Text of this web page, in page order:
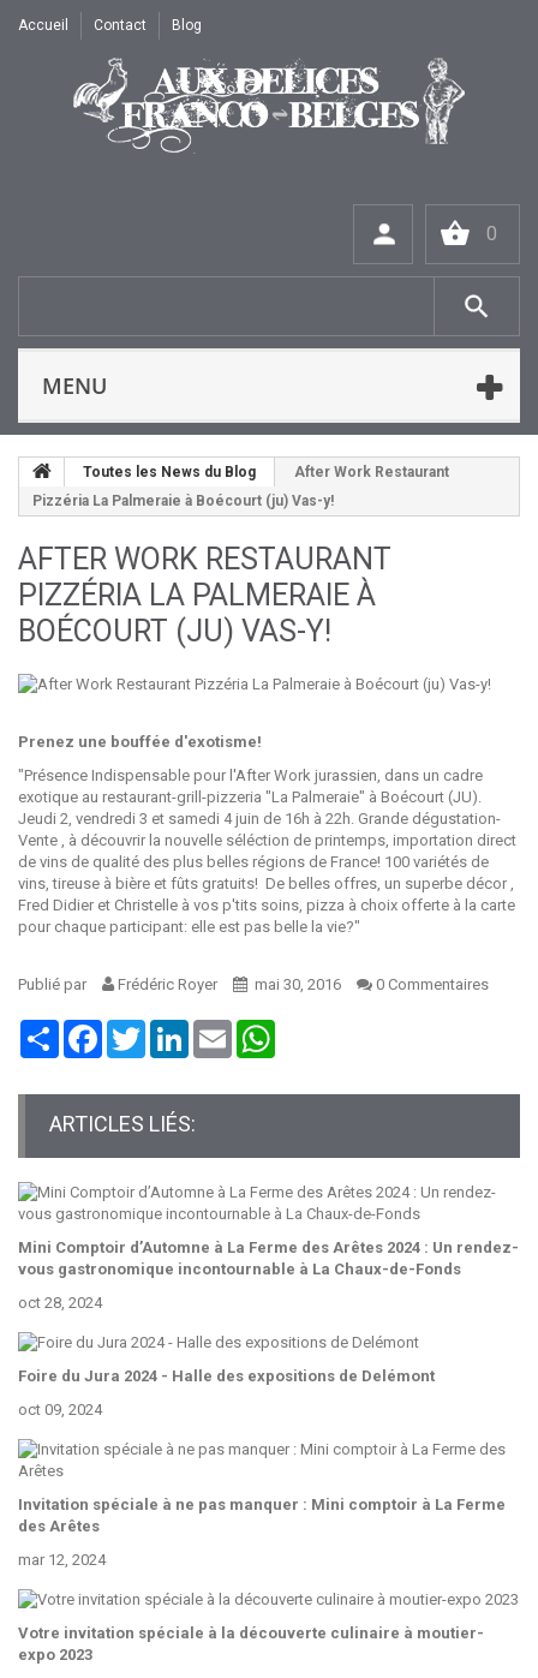
Blog
Contact
Accueil
0
MENU
Toutes les News du Blog
After Work Restaurant
Pizzéria La Palmeraie à Boécourt (ju) Vas-y!
AFTER WORK RESTAURANT
PIZZÉRIA LA PALMERAIE À
BOÉCOURT (JU) VAS-Y!
Prenez une bouffée d'exotisme!
"Présence Indispensable pour l'After Work jurassien, dans un cadre
exotique au restaurant-grill-pizzeria "La Palmeraie" à Boécourt (JU).
Jeudi 2, vendredi 3 et samedi 4 juin de 16h à 22h. Grande dégustation-
Vente , à découvrir la nouvelle séléction de printemps, importation direct
de vins de qualité des plus belles régions de France! 100 variétés de
vins, tireuse à bière et fûts gratuits! De belles offres, un superbe décor ,
Fred Didier et Christelle à vos p'tits soins, pizza à choix offerte à la carte
pour chaque participant: elle est pas belle la vie?"
Publié par Frédéric Royer mai 30, 2016 0 Commentaires
Share FacebookTwitter LinkedInEmail
ARTICLES LIÉS:
Mini Comptoir d’Automne à La Ferme des Arêtes 2024 : Un rendez-
vous gastronomique incontournable à La Chaux-de-Fonds
oct 28, 2024
Foire du Jura 2024 - Halle des expositions de Delémont
oct 09, 2024
Invitation spéciale à ne pas manquer : Mini comptoir à La Ferme
des Arêtes
mar 12, 2024
Votre invitation spéciale à la découverte culinaire à moutier-
expo 2023